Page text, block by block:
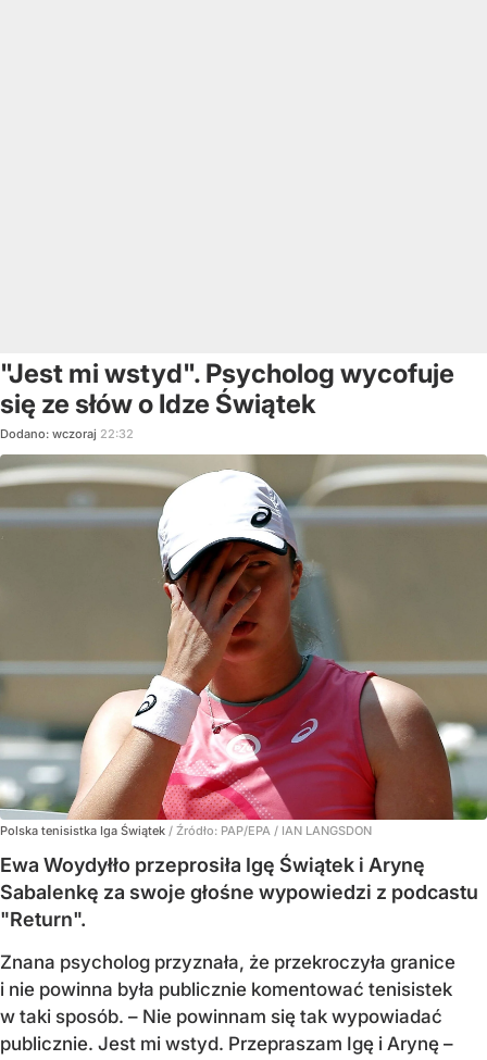
"Jest mi wstyd". Psycholog wycofuje
się ze słów o Idze Świątek
Dodano: wczoraj 22:32
Polska tenisistka Iga Świątek / Źródło: PAP/EPA / IAN LANGSDON
Ewa Woydyłło przeprosiła Igę Świątek i Arynę
Sabalenkę za swoje głośne wypowiedzi z podcastu
"Return".
Znana psycholog przyznała, że przekroczyła granice
i nie powinna była publicznie komentować tenisistek
w taki sposób. – Nie powinnam się tak wypowiadać
publicznie. Jest mi wstyd. Przepraszam Igę i Arynę –